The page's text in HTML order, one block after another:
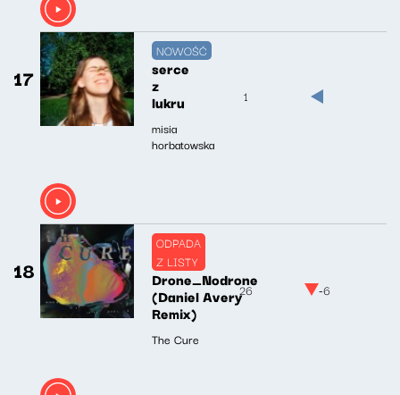
17
NOWOŚĆ
serce
z
lukru
misia
horbatowska
1
18
ODPADA
Z LISTY
Drone_Nodrone
(Daniel Avery
Remix)
The Cure
26 -6